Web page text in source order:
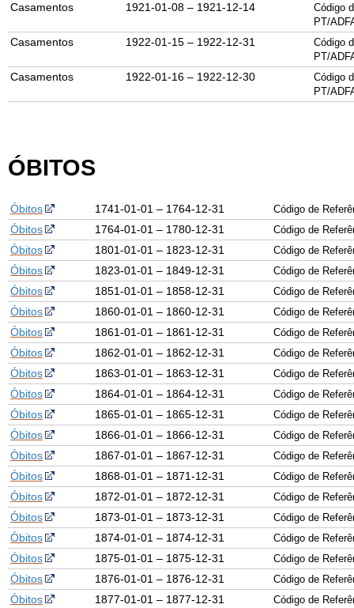
Casamentos 1921-01-08 – 1921-12-14
Código
PT/
Casamentos 1922-01-15 – 1922-12-31
Código
PT/
Casamentos 1922-01-16 – 1922-12-30
Código
PT/
ÓBITOS
Óbitos 1741-01-01 – 1764-12-31 Código de
Óbitos 1764-01-01 – 1780-12-31 Código de
Óbitos 1801-01-01 – 1823-12-31 Código de
Óbitos 1823-01-01 – 1849-12-31 Código de
Óbitos 1851-01-01 – 1858-12-31 Código de
Óbitos 1860-01-01 – 1860-12-31 Código de
Óbitos 1861-01-01 – 1861-12-31 Código de
Óbitos 1862-01-01 – 1862-12-31 Código de
Óbitos 1863-01-01 – 1863-12-31 Código de
Óbitos 1864-01-01 – 1864-12-31 Código de
Óbitos 1865-01-01 – 1865-12-31 Código de
Óbitos 1866-01-01 – 1866-12-31 Código de
Óbitos 1867-01-01 – 1867-12-31 Código de
Óbitos 1868-01-01 – 1871-12-31 Código de
Óbitos 1872-01-01 – 1872-12-31 Código de
Óbitos 1873-01-01 – 1873-12-31 Código de
Óbitos 1874-01-01 – 1874-12-31 Código de
Óbitos 1875-01-01 – 1875-12-31 Código de
Óbitos 1876-01-01 – 1876-12-31 Código de
Óbitos 1877-01-01 – 1877-12-31 Código de